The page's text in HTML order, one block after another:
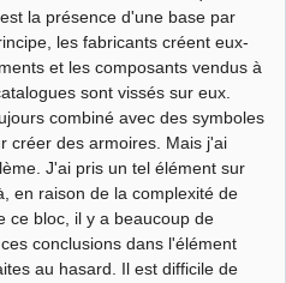
la présence d'une base par
les fabricants créent eux-
et les composants vendus à
sont vissés sur eux.
combiné avec des symboles
créer des armoires. Mais j'ai
J'ai pris un tel élément sur
en raison de la complexité de
ce bloc, il y a beaucoup de
conclusions dans l'élément
au hasard. Il est difficile de